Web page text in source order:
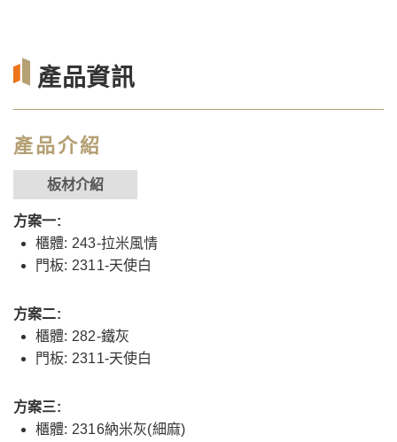
產品資訊
產品介紹
板材介紹
方案一:
櫃體: 243-拉米風情
門板: 2311-天使白
方案二:
櫃體: 282-鐵灰
門板: 2311-天使白
方案三:
櫃體: 2316納米灰(細麻)